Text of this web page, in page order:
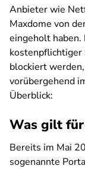
Anbieter wie
Maxdome von
eingeholt
blockiert
vorübergehend
Überblick:
Was gilt für
Bereits im Mai
sogenannte